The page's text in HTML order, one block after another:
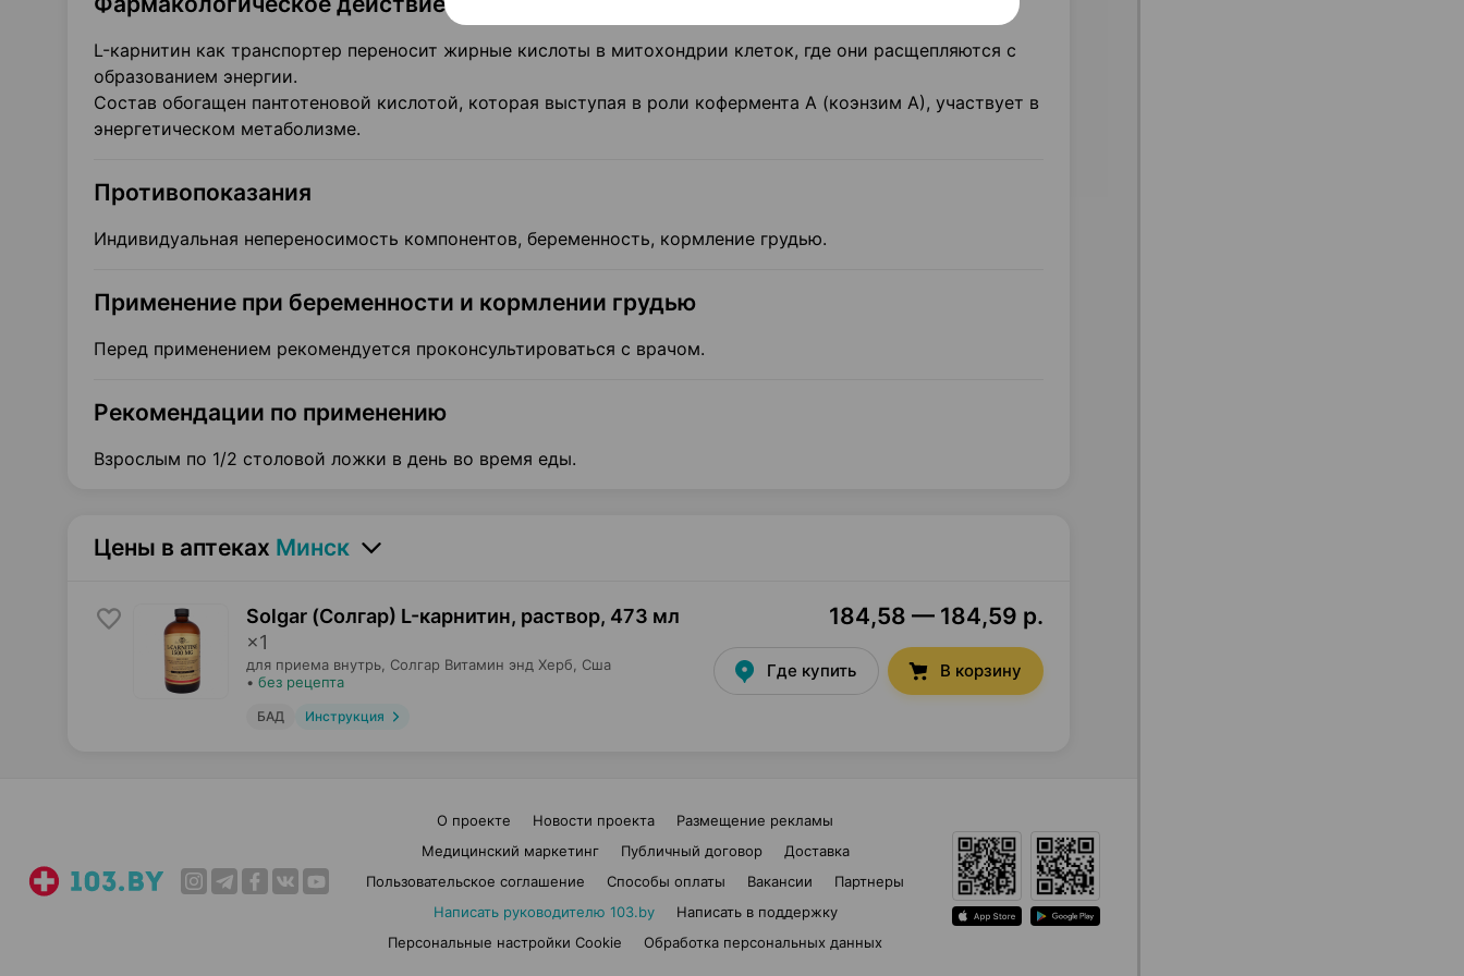
L-карнитин как транспортер переносит жирные кислоты в митохондрии клеток, где они расщепляются с
образованием энергии.
Состав обогащен пантотеновой кислотой, которая выступая в роли кофермента А (коэнзим А), участвует в
энергетическом метаболизме.
Противопоказания
Индивидуальная непереносимость компонентов, беременность, кормление грудью.
Применение при беременности и кормлении грудью
Перед применением рекомендуется проконсультироваться с врачом.
Рекомендации по применению
Взрослым по 1/2 столовой ложки в день во время еды.
Цены в аптеках Минск
Solgar (Солгар) L-карнитин, раствор, 473 мл
×1
для приема внутрь, Солгар Витамин энд Херб , Сша
• без рецепта
БАД Инструкция
184,58 — 184,59 р.
Где купить В корзину
О проекте Новости проекта
Размещение рекламы
Медицинский маркетинг
Публичный договор
Доставка
Пользовательское соглашение
Способы оплаты Вакансии
Партнеры
Написать руководителю 103.by
Написать в поддержку
Персональные настройки Cookie
Обработка персональных данных